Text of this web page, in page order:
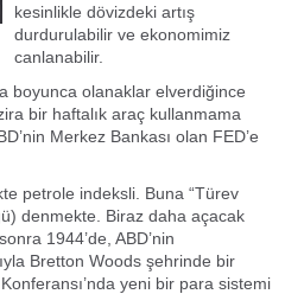
kesinlikle dövizdeki artış
durdurulabilir ve ekonomimiz
canlanabilir.
boyunca olanaklar elverdiğince
bir haftalık araç kullanmama
Merkez Bankası olan FED’e
petrole indeksli. Buna “Türev
denmekte. Biraz daha açacak
1944’de, ABD’nin
Bretton Woods şehrinde bir
yeni bir para sistemi